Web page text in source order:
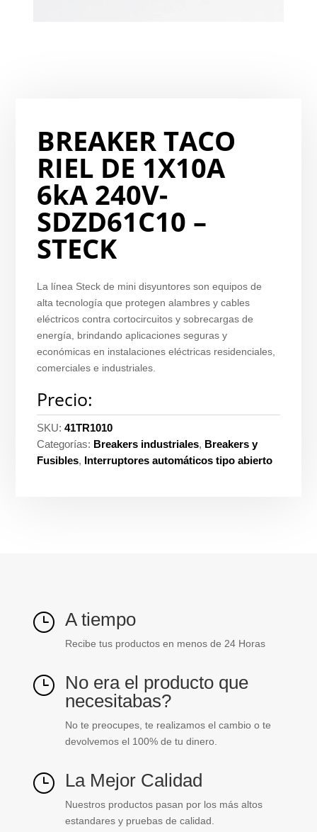
BREAKER TACO
RIEL DE 1X10A
6kA 240V-
SDZD61C10 –
STECK
La línea Steck de mini disyuntores son equipos de
alta tecnología que protegen alambres y cables
eléctricos contra cortocircuitos y sobrecargas de
energía, brindando aplicaciones seguras y
económicas en instalaciones eléctricas residenciales,
comerciales e industriales.
Precio:
SKU:41TR1010
Categorías: Breakers industriales, Breakers y
Fusibles, Interruptores automáticos tipo abierto
} A tiempo
Recibe tus productos en menos de 24 Horas
} No era el producto que
necesitabas?
No te preocupes, te realizamos el cambio o te
devolvemos el 100% de tu dinero.
} La Mejor Calidad
Nuestros productos pasan por los más altos
estandares y pruebas de calidad.